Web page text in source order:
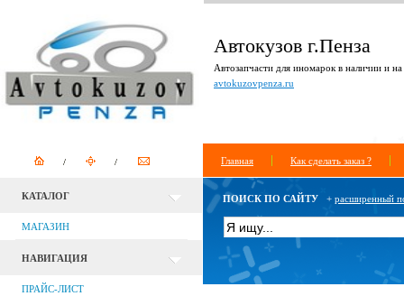
Автокузов г.Пенза
Автозапчасти для иномарок в наличии и на
avtokuzovpenza.ru
Главная Как сделать заказ ?
КАТАЛОГ
МАГАЗИН
НАВИГАЦИЯ
ПРАЙС-ЛИСТ
ПОИСК ПО САЙТУ + расширенный